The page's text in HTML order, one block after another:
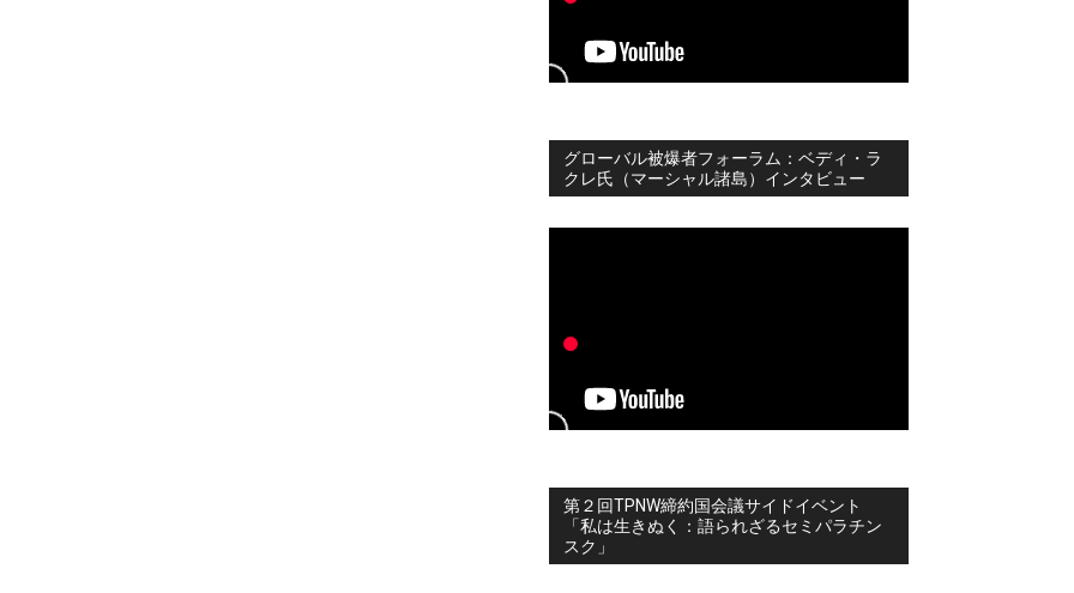
グローバル被爆者フォーラム：ベディ・ラ
クレ氏（マーシャル諸島）インタビュー
第２回TPNW締約国会議サイドイベント
「私は生きぬく：語られざるセミパラチン
スク」